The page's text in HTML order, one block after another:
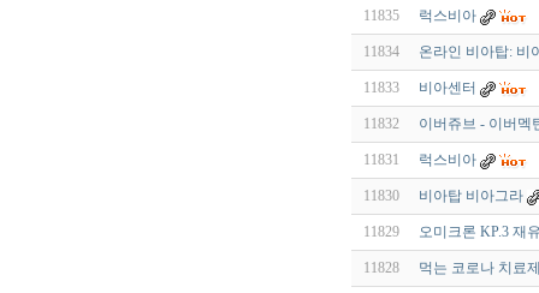
11835 럭스비아
11834 온라인 비아탑: 비
11833 비아센터
11832 이버쥬브 - 이버멕
11831 럭스비아
11830 비아탑 비아그라
11829 오미크론 KP.3 재
11828 먹는 코로나 치료